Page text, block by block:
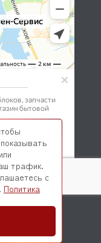
запчастей
трафик.
с
Политика